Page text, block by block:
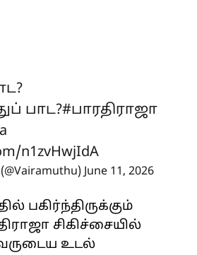
பாட?#பாரதிராஜா
n1zvHwjIdA
June 11, 2026
பகிர்ந்திருக்கும்
சிகிச்சையில்
உடல்